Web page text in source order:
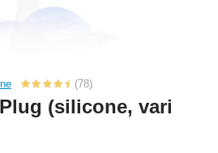
(78)
(silicone, vari